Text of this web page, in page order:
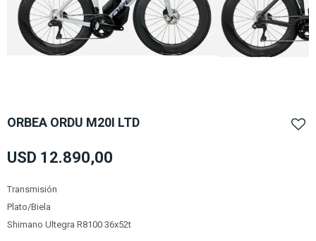
ORBEA ORDU M20I LTD
USD 12.890,00
Transmisión
Plato/Biela
Shimano Ultegra R8100 36x52t